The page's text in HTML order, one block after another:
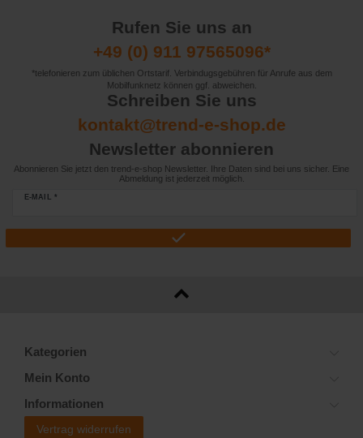
Rufen Sie uns an
+49 (0) 911 97565096*
*telefonieren zum üblichen Ortstarif. Verbindugsgebühren für Anrufe aus dem
Mobilfunknetz können ggf. abweichen.
Schreiben Sie uns
kontakt@trend-e-shop.de
Newsletter abonnieren
Abonnieren Sie jetzt den trend-e-shop Newsletter. Ihre Daten sind bei uns sicher. Eine
Abmeldung ist jederzeit möglich.
E-MAIL *
Kategorien
Mein Konto
Informationen
Vertrag widerrufen